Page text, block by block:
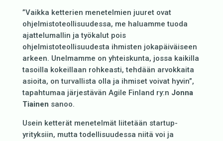
”Vaikka ketterien menetelmien juuret ovat
ohjelmistoteollisuudessa, me haluamme tuoda
ajattelumallin ja työkalut pois
ohjelmistoteollisuudesta ihmisten jokapäiväiseen
arkeen. Unelmamme on yhteiskunta, jossa kaikilla
tasoilla kokeillaan rohkeasti, tehdään arvokkaita
asioita, on turvallista olla ja ihmiset voivat hyvin”,
tapahtumaa järjestävän Agile Finland ry:n Jonna
Tiainen sanoo.
Usein ketterät menetelmät liitetään startup-
yrityksiin, mutta todellisuudessa niitä voi ja